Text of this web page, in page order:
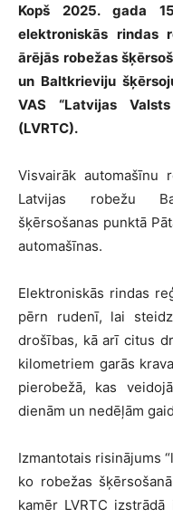
Kopš 2025. gada
elektroniskās rindas
ārējās robežas
un Baltkrieviju
VAS “Latvijas
(LVRTC).
Visvairāk automašīnu
Latvijas robežu
šķērsošanas punktā
automašīnas.
Elektroniskās rindas
pērn rudenī, lai
drošības, kā arī citus
kilometriem garās
pierobežā, kas
dienām un nedēļām
Izmantotais risinājums
ko robežas
kamēr LVRTC